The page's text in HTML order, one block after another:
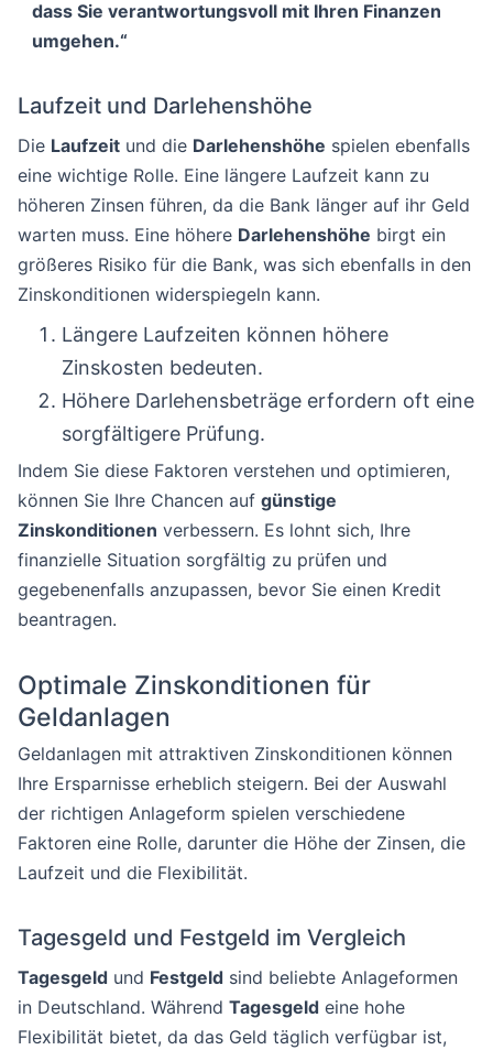
dass Sie verantwortungsvoll mit Ihren Finanzen
umgehen.“
Laufzeit und Darlehenshöhe
Die Laufzeit und die Darlehenshöhe spielen ebenfalls
eine wichtige Rolle. Eine längere Laufzeit kann zu
höheren Zinsen führen, da die Bank länger auf ihr Geld
warten muss. Eine höhere Darlehenshöhe birgt ein
größeres Risiko für die Bank, was sich ebenfalls in den
Zinskonditionen widerspiegeln kann.
Längere Laufzeiten können höhere
Zinskosten bedeuten.
Höhere Darlehensbeträge erfordern oft eine
sorgfältigere Prüfung.
Indem Sie diese Faktoren verstehen und optimieren,
können Sie Ihre Chancen auf günstige
Zinskonditionen verbessern. Es lohnt sich, Ihre
finanzielle Situation sorgfältig zu prüfen und
gegebenenfalls anzupassen, bevor Sie einen Kredit
beantragen.
Optimale Zinskonditionen für
Geldanlagen
Geldanlagen mit attraktiven Zinskonditionen können
Ihre Ersparnisse erheblich steigern. Bei der Auswahl
der richtigen Anlageform spielen verschiedene
Faktoren eine Rolle, darunter die Höhe der Zinsen, die
Laufzeit und die Flexibilität.
Tagesgeld und Festgeld im Vergleich
Tagesgeld und Festgeld sind beliebte Anlageformen
in Deutschland. Während Tagesgeld eine hohe
Flexibilität bietet, da das Geld täglich verfügbar ist,